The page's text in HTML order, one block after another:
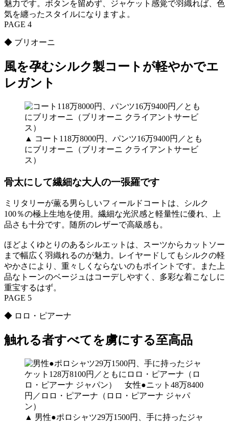
魅力です。ボタンを留めず、ジャケット感覚で羽織れば、色
気を纏ったスタイルになりますよ。
PAGE 4
◆ ブリオーニ
風を孕むシルク製コートが軽やかでエ
レガント
▲ コート118万8000円、パンツ16万9400円／とも
にブリオーニ（ブリオーニ クライアントサービ
ス）
骨太にして繊細な大人の一張羅です
ミリタリーが薫る男らしいフィールドコートは、シルク
100％の極上生地を使用。繊細な光沢感と軽量性に優れ、上
品さも十分です。随所のレザーで高級感も。
ほどよくゆとりのあるシルエットは、スーツからカットソー
まで幅広く羽織れるのが魅力。レイヤードしてもシルクの軽
やかさにより、重々しくならないのもポイントです。また上
品なトーンのベージュはコーデしやすく、多彩な着こなしに
重宝するはず。
PAGE 5
◆ ロロ・ピアーナ
触れる者すべてを虜にする至高品
▲ 男性●ポロシャツ29万1500円、手に持ったジャ